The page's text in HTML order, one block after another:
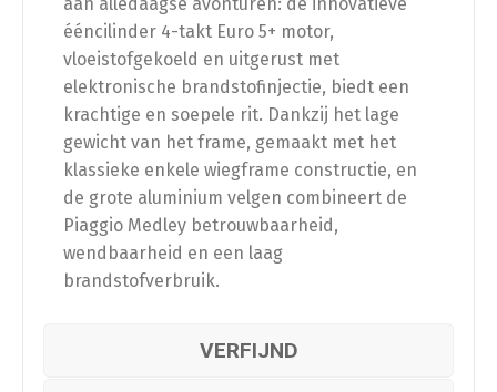
aan alledaagse avonturen: de innovatieve
ééncilinder 4-takt Euro 5+ motor,
vloeistofgekoeld en uitgerust met
elektronische brandstofinjectie, biedt een
krachtige en soepele rit. Dankzij het lage
gewicht van het frame, gemaakt met het
klassieke enkele wiegframe constructie, en
de grote aluminium velgen combineert de
Piaggio Medley betrouwbaarheid,
wendbaarheid en een laag
brandstofverbruik.
VERFIJND